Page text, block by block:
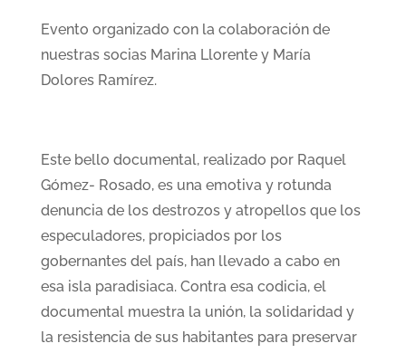
Evento organizado con la colaboración de
nuestras socias Marina Llorente y María
Dolores Ramírez.
Este bello documental, realizado por Raquel
Gómez- Rosado, es una emotiva y rotunda
denuncia de los destrozos y atropellos que los
especuladores, propiciados por los
gobernantes del país, han llevado a cabo en
esa isla paradisiaca. Contra esa codicia, el
documental muestra la unión, la solidaridad y
la resistencia de sus habitantes para preservar